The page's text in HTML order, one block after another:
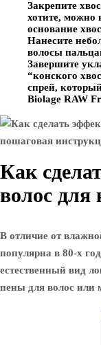
Закрепите
хотите, можно
основание
Нанесите
волосы
Завершите
“конского
спрей,
Biolage RAW
Как
волос для
В отличие от
популярна в 80-х
естественный вид
пены для волос или